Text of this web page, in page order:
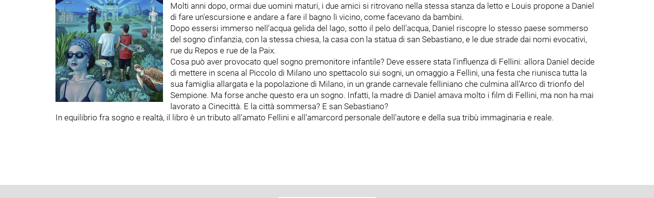
Molti anni dopo, ormai due uomini maturi, i due amici si ritrovano nella stessa stanza da letto e Louis propone a Daniel
di fare un'escursione e andare a fare il bagno lì vicino, come facevano da bambini.
Dopo essersi immerso nell'acqua gelida del lago, sotto il pelo dell'acqua, Daniel riscopre lo stesso paese sommerso
del sogno d'infanzia, con la stessa chiesa, la casa con la statua di san Sebastiano, e le due strade dai nomi evocativi,
rue du Repos e rue de la Paix.
Cosa può aver provocato quel sogno premonitore infantile? Deve essere stata l'influenza di Fellini: allora Daniel decide
di mettere in scena al Piccolo di Milano uno spettacolo sui sogni, un omaggio a Fellini, una festa che riunisca tutta la
sua famiglia allargata e la popolazione di Milano, in un grande carnevale felliniano che culmina all'Arco di trionfo del
Sempione. Ma forse anche questo era un sogno. Infatti, la madre di Daniel amava molto i film di Fellini, ma non ha mai
lavorato a Cinecittà. E la città sommersa? E san Sebastiano?
In equilibrio fra sogno e realtà, il libro è un tributo all'amato Fellini e all'amarcord personale dell'autore e della sua tribù immaginaria e reale.